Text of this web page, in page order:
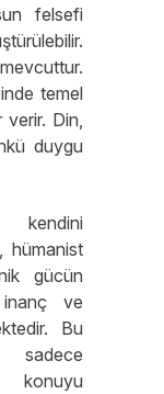
felsefi
temel
verir. Din,
duygu
kendini
hümanist
gücün
ve
Bu
sadece
konuyu